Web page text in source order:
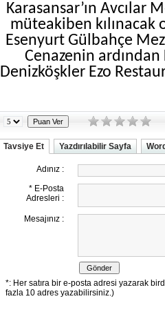
Karasansar’ın Avcılar
müteakiben kılınacak
Esenyurt Gülbahçe
Cenazenin
Denizköşkler Ezo
Tavsiye Et Yazdırılabilir Sayfa